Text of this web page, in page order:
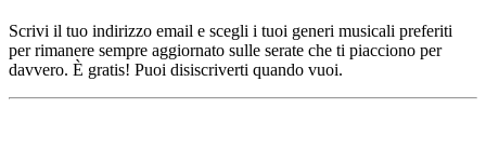
Scrivi il tuo indirizzo email e scegli i tuoi generi musicali preferiti
per rimanere sempre aggiornato sulle serate che ti piacciono per
davvero. È gratis! Puoi disiscriverti quando vuoi.